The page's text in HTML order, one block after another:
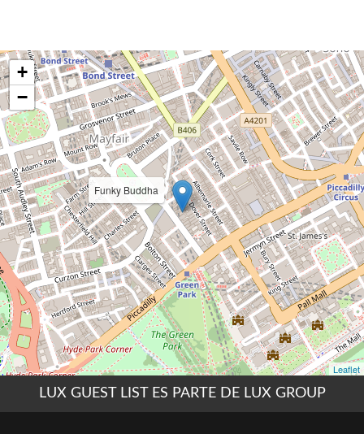
LUX GUEST LIST ES PARTE DE LUX GROUP